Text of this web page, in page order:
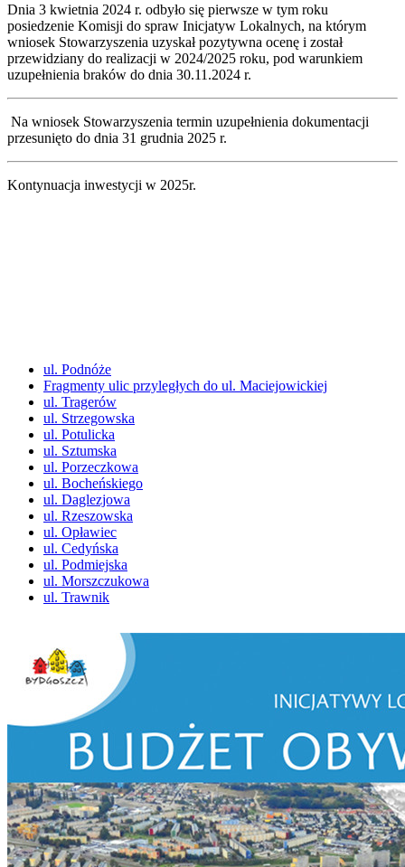
Dnia 3 kwietnia 2024 r. odbyło się pierwsze w tym roku
posiedzenie Komisji do spraw Inicjatyw Lokalnych, na którym
wniosek Stowarzyszenia uzyskał pozytywna ocenę i został
przewidziany do realizacji w 2024/2025 roku, pod warunkiem
uzupełnienia braków do dnia 30.11.2024 r.
Na wniosek Stowarzyszenia termin uzupełnienia dokumentacji
przesunięto do dnia 31 grudnia 2025 r.
Kontynuacja inwestycji w 2025r.
ul. Podnóże
Fragmenty ulic przyległych do ul. Maciejowickiej
ul. Tragerów
ul. Strzegowska
ul. Potulicka
ul. Sztumska
ul. Porzeczkowa
ul. Bocheńskiego
ul. Daglezjowa
ul. Rzeszowska
ul. Opławiec
ul. Cedyńska
ul. Podmiejska
ul. Morszczukowa
ul. Trawnik